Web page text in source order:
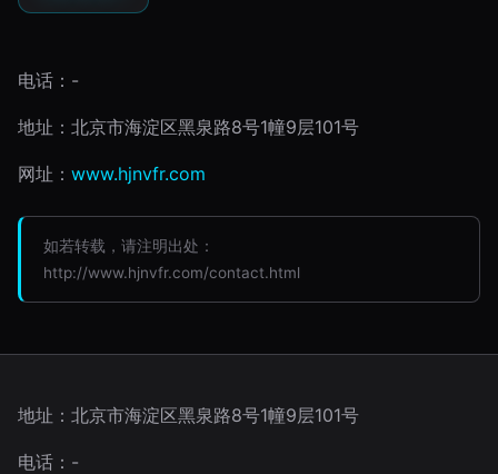
电话：-
地址：北京市海淀区黑泉路8号1幢9层101号
网址： www.hjnvfr.com
如若转载，请注明出处：
http://www.hjnvfr.com/contact.html
地址：北京市海淀区黑泉路8号1幢9层101号
电话：-